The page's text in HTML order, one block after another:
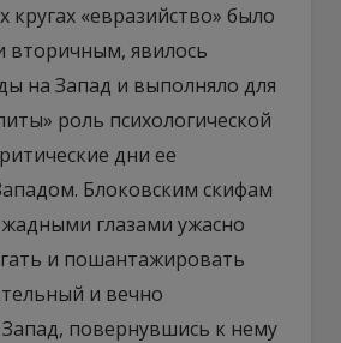
кругах «евразийство» было
вторичным, явилось
на Запад и выполняло для
роль психологической
дни ее
Блоковским скифам
глазами ужасно
и пошантажировать
и вечно
повернувшись к нему